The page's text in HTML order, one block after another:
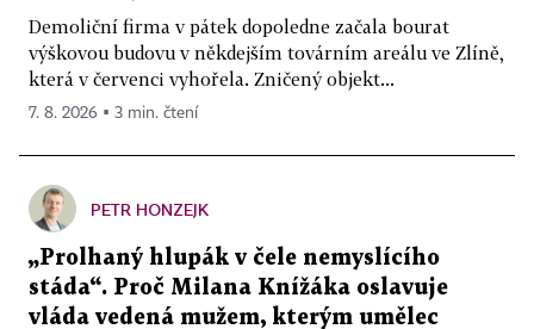
Demoliční firma v pátek dopoledne začala bourat
výškovou budovu v někdejším továrním areálu ve Zlíně,
která v červenci vyhořela. Zničený objekt...
7. 8. 2026 ▪ 3 min. čtení
PETR HONZEJK
„Prolhaný hlupák v čele nemyslícího
stáda“. Proč Milana Knížáka oslavuje
vláda vedená mužem, kterým umělec